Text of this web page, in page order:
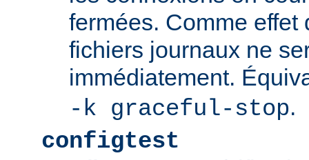
fermées. Comme
fichiers journaux ne
immédiatement.
-k graceful-stop.
configtest